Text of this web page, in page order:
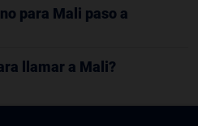
para Mali paso a
llamar a Mali?